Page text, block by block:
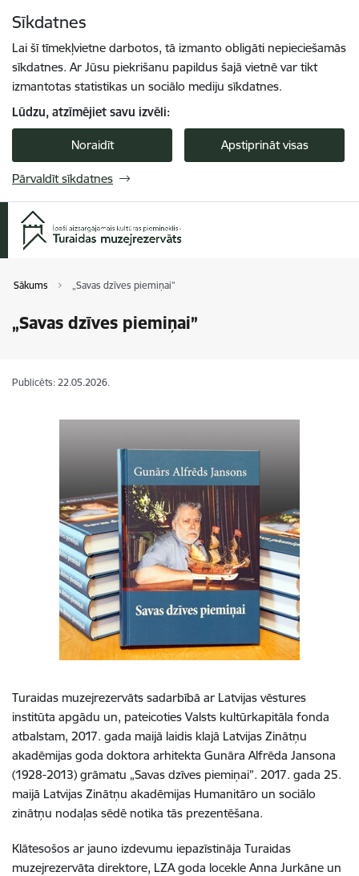
Sīkdatnes
Lai šī tīmekļvietne darbotos, tā izmanto obligāti nepieciešamās
sīkdatnes. Ar Jūsu piekrišanu papildus šajā vietnē var tikt
izmantotas statistikas un sociālo mediju sīkdatnes.
Lūdzu, atzīmējiet savu izvēli:
Noraidīt Apstiprināt visas
Pārvaldīt sīkdatnes
Sākums „Savas dzīves piemiņai”
„Savas dzīves piemiņai”
Publicēts: 22.05.2026.
Turaidas muzejrezervāts sadarbībā ar Latvijas vēstures
institūta apgādu un, pateicoties Valsts kultūrkapitāla fonda
atbalstam, 2017. gada maijā laidis klajā Latvijas Zinātņu
akadēmijas goda doktora arhitekta Gunāra Alfrēda Jansona
(1928-2013) grāmatu „Savas dzīves piemiņai”. 2017. gada 25.
maijā Latvijas Zinātņu akadēmijas Humanitāro un sociālo
zinātņu nodaļas sēdē notika tās prezentēšana.
Klātesošos ar jauno izdevumu iepazīstināja Turaidas
muzejrezervāta direktore, LZA goda locekle Anna Jurkāne un